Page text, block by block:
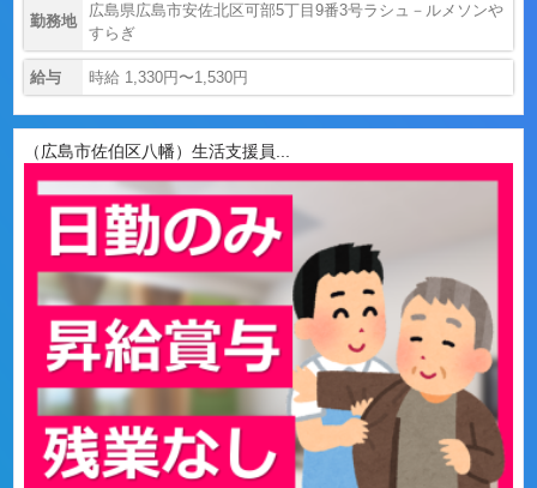
勤務地
広島県広島市安佐北区可部5丁目9番3号ラシュ－ルメソンや
すらぎ
給与 時給 1,330円〜1,530円
（広島市佐伯区八幡）生活支援員...